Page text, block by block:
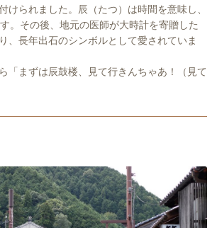
けられました。辰（たつ）は時間を意味し、
。その後、地元の医師が大時計を寄贈した
、長年出石のシンボルとして愛されていま
「まずは辰鼓楼、見て行きんちゃあ！（見て